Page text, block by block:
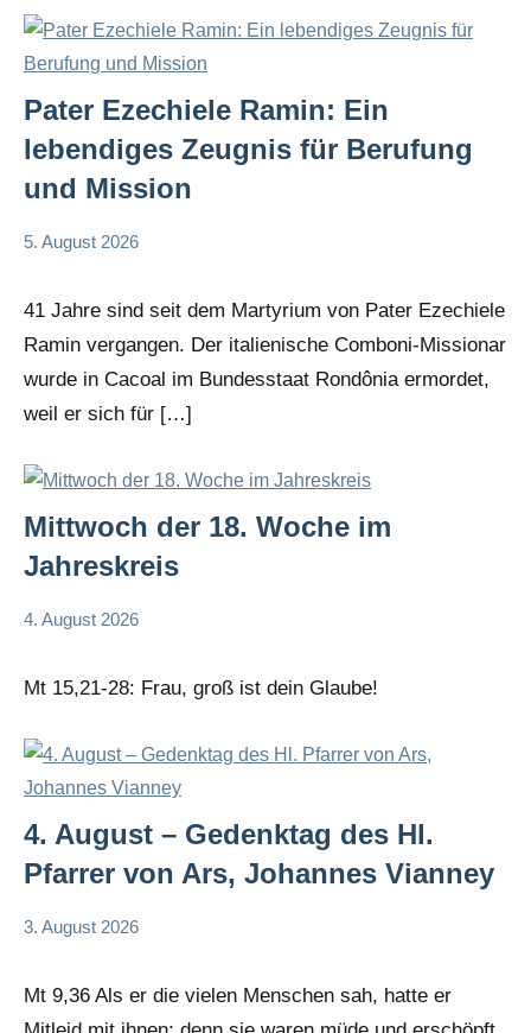
Pater Ezechiele Ramin: Ein
lebendiges Zeugnis für Berufung
und Mission
5. August 2026
Andrea
41 Jahre sind seit dem Martyrium von Pater Ezechiele
Ramin vergangen. Der italienische Comboni-Missionar
wurde in Cacoal im Bundesstaat Rondônia ermordet,
weil er sich für […]
Mittwoch der 18. Woche im
Jahreskreis
4. August 2026
Hubert
Mt 15,21-28: Frau, groß ist dein Glaube!
4. August – Gedenktag des Hl.
Pfarrer von Ars, Johannes Vianney
3. August 2026
Hubert
Mt 9,36 Als er die vielen Menschen sah, hatte er